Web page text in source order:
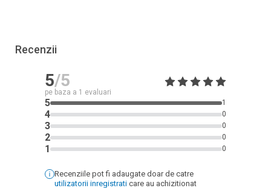
Recenzii
5/5
pe baza a 1 evaluari
5 1
4 0
3 0
2 0
1 0
Recenziile pot fi adaugate doar de catre
utilizatorii inregistrati care au achizitionat